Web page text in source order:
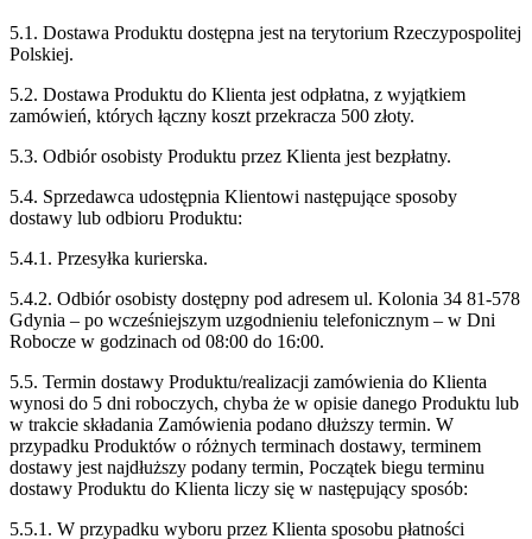
5.1. Dostawa Produktu dostępna jest na terytorium Rzeczypospolitej
Polskiej.
5.2. Dostawa Produktu do Klienta jest odpłatna, z wyjątkiem
zamówień, których łączny koszt przekracza 500 złoty.
5.3. Odbiór osobisty Produktu przez Klienta jest bezpłatny.
5.4. Sprzedawca udostępnia Klientowi następujące sposoby
dostawy lub odbioru Produktu:
5.4.1. Przesyłka kurierska.
5.4.2. Odbiór osobisty dostępny pod adresem ul. Kolonia 34 81-578
Gdynia – po wcześniejszym uzgodnieniu telefonicznym – w Dni
Robocze w godzinach od 08:00 do 16:00.
5.5. Termin dostawy Produktu/realizacji zamówienia do Klienta
wynosi do 5 dni roboczych, chyba że w opisie danego Produktu lub
w trakcie składania Zamówienia podano dłuższy termin. W
przypadku Produktów o różnych terminach dostawy, terminem
dostawy jest najdłuższy podany termin, Początek biegu terminu
dostawy Produktu do Klienta liczy się w następujący sposób:
5.5.1. W przypadku wyboru przez Klienta sposobu płatności